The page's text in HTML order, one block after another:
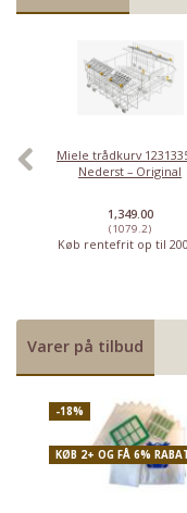
Miele trådkurv
Nederst – Original
1,349.00
(1079.2)
Køb rentefrit op til
Varer på tilbud
-18%
KØB 2+ OG FÅ 6%
Priser fra